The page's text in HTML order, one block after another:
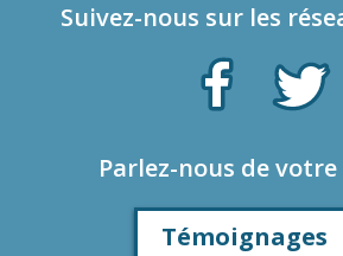
Suivez-nous sur les
Parlez-nous de
Témoignages